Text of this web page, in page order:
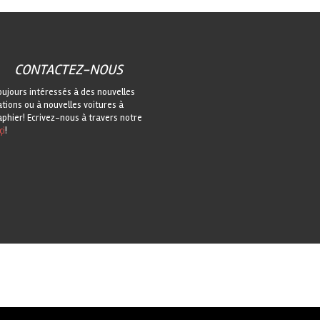
CONTACTEZ-NOUS
intéressés à des nouvelles
ou à nouvelles voitures à
Ecrivez-nous à travers notre
!